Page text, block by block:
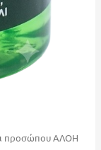
προσώπου ΑΛΟΗ